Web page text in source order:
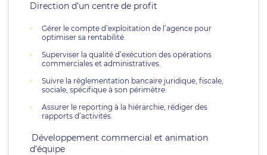
Direction d’un centre de profit
Gérer le compte d’exploitation de l’agence pour
optimiser sa rentabilité.
Superviser la qualité d’exécution des opérations
commerciales et administratives.
Suivre la réglementation bancaire juridique, fiscale,
sociale, spécifique à son périmètre.
Assurer le reporting à la hiérarchie, rédiger des
rapports d’activités.
Développement commercial et animation
d’équipe